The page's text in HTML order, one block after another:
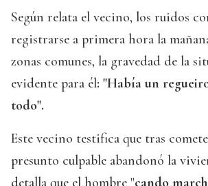
Según relata el vecino, los ruidos
registrarse a primera hora la
zonas comunes, la gravedad de la
evidente para él: "Había un
todo".
Este vecino testifica que tras
presunto culpable abandonó la